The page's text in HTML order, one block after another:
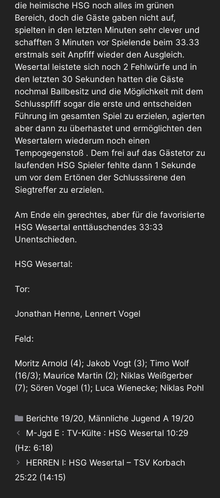
die heimische HSG noch alles im grünen
Bereich, doch die Gäste gaben nicht auf,
spielten in den letzten Minuten sehr clever und
schafften 3 Minuten vor Spielende beim 33.33
erstmals seit Anpfiff wieder den Ausgleich.
Wesertal leistete sich noch 2 Fehlwürfe und in
den letzten 30 Sekunden hatten die Gäste
nochmal Ballbesitz und die Möglichkeit mit dem
Schlusspfiff sogar die erste und entscheiden
Führung im gesamten Spiel zu erzielen, agierten
aber dann zu überhastet und ermöglichten den
Wesertalern wiederum noch einen
Tempogegenstoß . Dem frei auf das Gästetor zu
laufenden HSG Spieler fehlte dann 1 Sekunde
um vor dem Ertönen der Schlusssirene den
Siegtreffer zu erzielen.
Am Ende ein gerechtes, aber für die favorisierte
HSG Wesertal enttäuschendes 33:33
Unentschieden.
HSG Wesertal:
Tor:
Jonathan Henne, Lennert Vogel
Feld:
Moritz Arnold (4); Jakob Vogt (3); Timo Wolf
(16/3); Maurice Martin (2); Niklas Weißgerber
(7); Sören Vogel (1); Luca Wienecke; Niklas Pohl
Kategorien
Berichte 19/20, Männliche Jugend A 19/20
M-Jgd E : TV-Külte : HSG Wesertal 10:29
(Hz: 6:18)
HERREN I: HSG Wesertal – TSV Korbach
25:22 (14:15)